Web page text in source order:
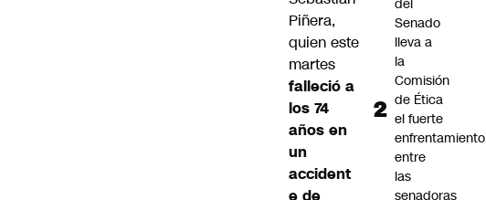
Piñera,
quien este
martes
falleció a
los 74
años en
un
accident
e de
del
Senado
lleva a
la
Comisión
de Ética
el fuerte
enfrentamiento
entre
las
senadoras